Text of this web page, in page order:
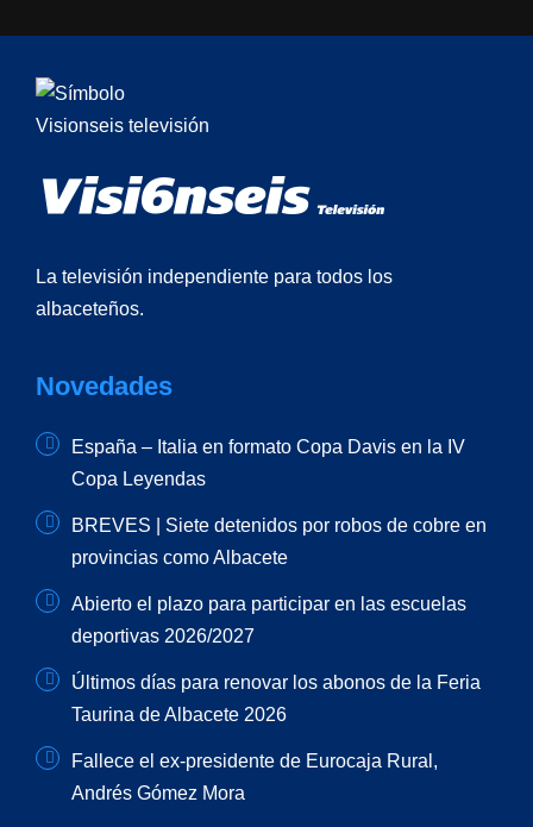
La televisión independiente para todos los
albaceteños.
Novedades
España – Italia en formato Copa Davis en la IV
Copa Leyendas
BREVES | Siete detenidos por robos de cobre en
provincias como Albacete
Abierto el plazo para participar en las escuelas
deportivas 2026/2027
Últimos días para renovar los abonos de la Feria
Taurina de Albacete 2026
Fallece el ex-presidente de Eurocaja Rural,
Andrés Gómez Mora